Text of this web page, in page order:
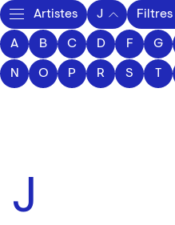
Artistes J
A B C D F G
N O P R S T
Filtres
Activity
J